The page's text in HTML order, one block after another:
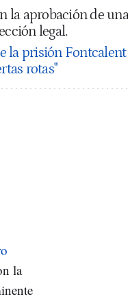
la aprobación de una
legal.
la prisión
rotas"
la